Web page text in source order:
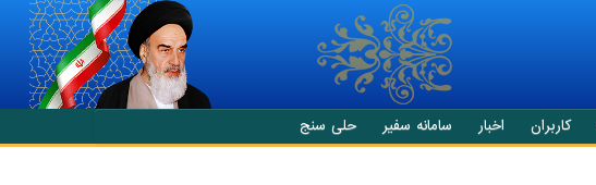
کاربران اخبار سامانه سفیر حلی سنج